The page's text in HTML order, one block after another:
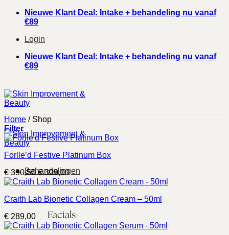
Nieuwe Klant Deal: Intake + behandeling nu vanaf
€89
Login
Nieuwe Klant Deal: Intake + behandeling nu vanaf
€89
Behandelingen
Facials
Home /Shop
Filter
Forlle’d Festive Platinum Box
€390,50Oorspronkelijke
prijs
€ 390,50.
€309,00Huidige
prijs
€ 309,00.
Craith Lab Bionetic Collagen Cream – 50ml
€ 289,00